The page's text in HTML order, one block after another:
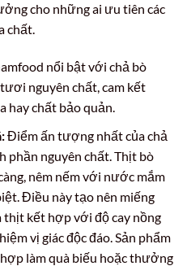
cho những ai ưu tiên các
chất.
nổi bật với chả bò
nguyên chất, cam kết
hay chất bảo quản.
Điểm ấn tượng nhất của chả
phần nguyên chất. Thịt bò
nêm nếm với nước mắm
Điều này tạo nên miếng
thịt kết hợp với độ cay nồng
vị giác độc đáo. Sản phẩm
làm quà biếu hoặc thưởng